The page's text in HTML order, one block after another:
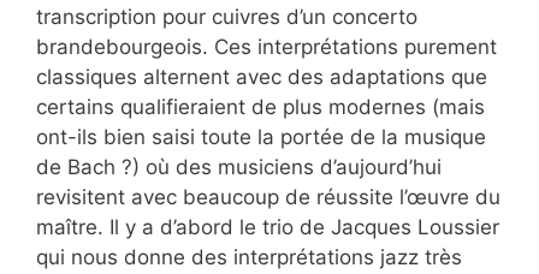
transcription pour cuivres d’un concerto
brandebourgeois. Ces interprétations purement
classiques alternent avec des adaptations que
certains qualifieraient de plus modernes (mais
ont-ils bien saisi toute la portée de la musique
de Bach ?) où des musiciens d’aujourd’hui
revisitent avec beaucoup de réussite l’œuvre du
maître. Il y a d’abord le trio de Jacques Loussier
qui nous donne des interprétations jazz très